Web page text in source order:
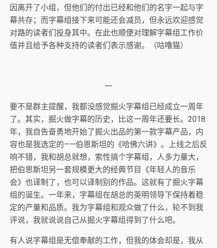
因离开了小组，但他们的付出已经和他们的名字一起与字
幕共存；而字幕组接下来可能还会减员，但永远欢迎感觉
对路的读者们投身其中。在此也顺便对理解字幕组工作价
值并且给予各种支持的读者们表示感谢。（咕噜猫）
一
要不是群主提醒，我都没感觉掘火字幕组已经成立一周年
了。其实，掘火做字幕的历史，比这一周年还要长。2018
年，我自告奋勇地开始了掘火出品的第一款字幕产品，内
容也是我选定的——伯恩斯坦的《哈佛六讲》。上线之后反
响不错，我和胡总就想，索性搞个字幕组，人多力量大，
把伯恩斯坦另一套规模更大的经典节目《年轻人的音乐
会》也译制了，也可以译制别的作品。这就有了掘火字幕
组的诞生。一年来，字幕组在胡总的英明领导下保持着稳
定的产量和品质。我为字幕组和观众做了什么，轮不到我
评说，我就说说自己从掘火字幕组得到了什么吧。
有人说字幕组是无偿奉献的工作，但我的体会却是，我从